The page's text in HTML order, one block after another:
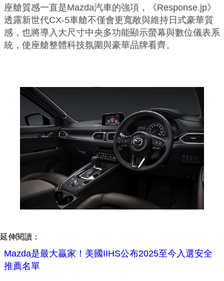
座艙質感一直是Mazda汽車的強項，《Response.jp》
透露新世代CX-5車艙不僅會更寬敞與維持日式豪華質
感，也將導入大尺寸中央多功能顯示螢幕與數位儀表系
統，使座艙整體科技氛圍與豪華品牌看齊。
延伸閱讀：
Mazda是最大贏家！美國IIHS公布2025至今入選安全
推薦名單